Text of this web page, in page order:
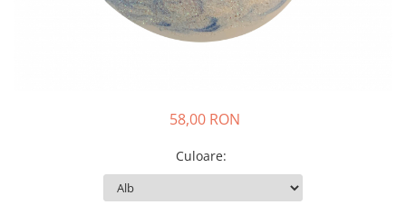
58,00 RON
Culoare: